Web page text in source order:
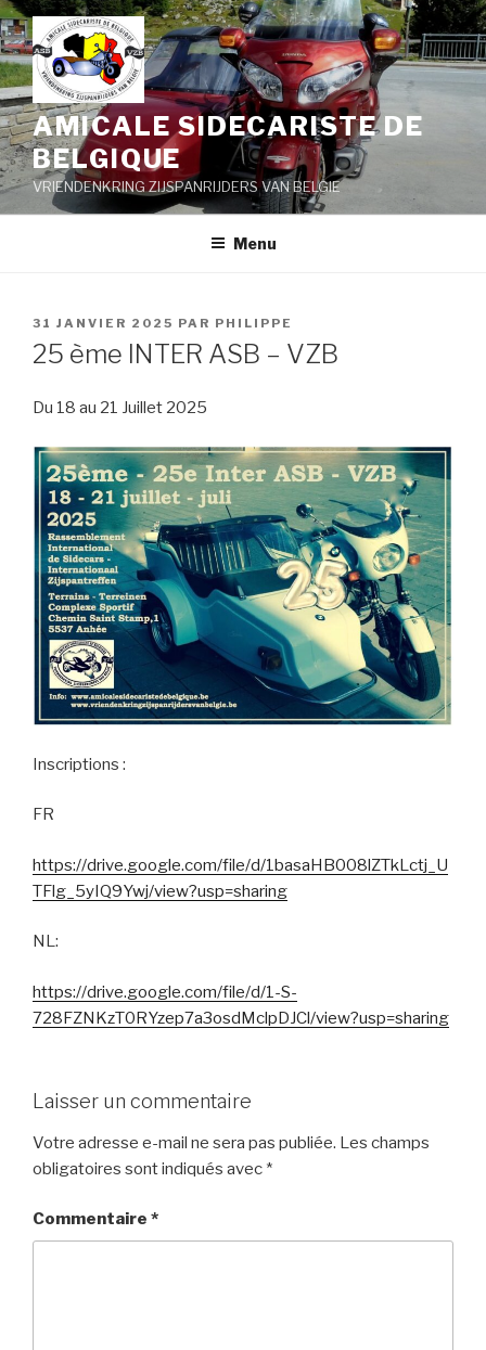
Aller
au
contenu
principal
AMICALE SIDECARISTE DE
BELGIQUE
VRIENDENKRING ZIJSPANRIJDERS VAN BELGIE
Menu
PUBLIÉ
LE
31 JANVIER 2025 PAR PHILIPPE
25 ème INTER ASB – VZB
Du 18 au 21 Juillet 2025
Inscriptions :
FR
https://drive.google.com/file/d/1basaHB008lZTkLctj_U
TFlg_5yIQ9Ywj/view?usp=sharing
NL:
https://drive.google.com/file/d/1-S-
728FZNKzT0RYzep7a3osdMclpDJCl/view?usp=sharing
Laisser un commentaire
Votre adresse e-mail ne sera pas publiée. Les champs
obligatoires sont indiqués avec *
Commentaire *